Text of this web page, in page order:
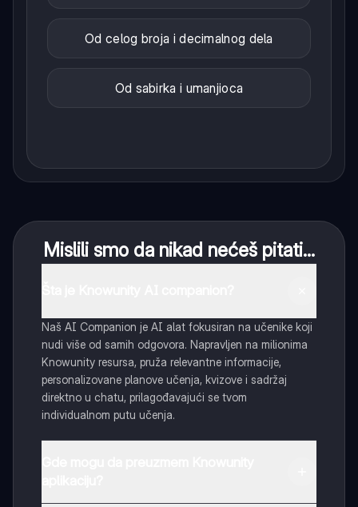
Od celog broja i decimalnog dela
Od sabirka i umanjioca
Mislili smo da nikad nećeš pitati...
Naš AI Companion je AI alat fokusiran na učenike koji
nudi više od samih odgovora. Napravljen na milionima
Knowunity resursa, pruža relevantne informacije,
personalizovane planove učenja, kvizove i sadržaj
direktno u chatu, prilagođavajući se tvom
individualnom putu učenja.